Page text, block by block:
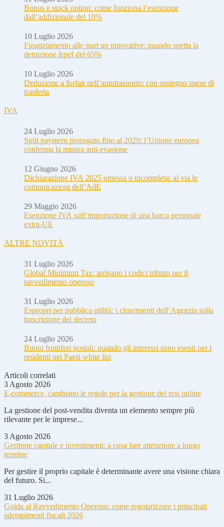
Bonus e stock option: come funziona l’esenzione
dall’addizionale del 10%
10 Luglio 2026
Finanziamento alle start up innovative: quando spetta la
detrazione Irpef del 65%
10 Luglio 2026
Deduzione a forfait nell’autotrasporto: con sostegno spese di
trasferta
IVA
24 Luglio 2026
Split payment prorogato fino al 2029: l’Unione europea
conferma la misura anti-evasione
12 Giugno 2026
Dichiarazione IVA 2025 omessa o incompleta: al via le
comunicazioni dell’AdE
29 Maggio 2026
Esenzione IVA sull’importazione di una barca personale
extra-UE
ALTRE NOVITÀ
31 Luglio 2026
Global Minimum Tax: arrivano i codici tributo per il
ravvedimento operoso
31 Luglio 2026
Espropri per pubblica utilità: i chiarimenti dell’Agenzia sulla
trascrizione del decreto
24 Luglio 2026
Buoni fruttiferi postali: quando gli interessi sono esenti per i
residenti nei Paesi white list
Articoli correlati
3 Agosto 2026
E-commerce, cambiano le regole per la gestione dei resi online
La gestione del post-vendita diventa un elemento sempre più
rilevante per le imprese...
3 Agosto 2026
Gestione capitale e investimenti: a cosa fare attenzione a lungo
termine
Per gestire il proprio capitale è determinante avere una visione chiara
del futuro. Si...
31 Luglio 2026
Guida al Ravvedimento Operoso: come regolarizzare i principali
adempimenti fiscali 2026